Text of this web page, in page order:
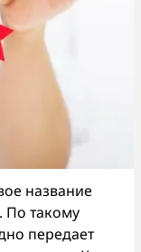
название
По такому
передает